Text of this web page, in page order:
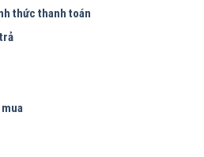
thức thanh toán